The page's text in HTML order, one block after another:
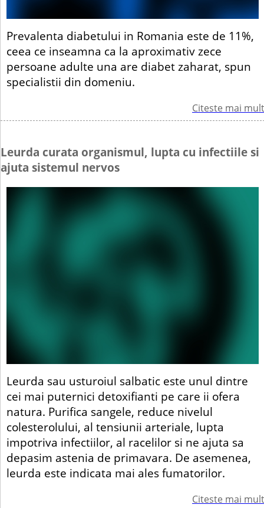
Prevalenta diabetului in Romania este de 11%,
ceea ce inseamna ca la aproximativ zece
persoane adulte una are diabet zaharat, spun
specialistii din domeniu.
Citeste mai mult
Leurda curata organismul, lupta cu infectiile si
ajuta sistemul nervos
Leurda sau usturoiul salbatic este unul dintre
cei mai puternici detoxifianti pe care ii ofera
natura. Purifica sangele, reduce nivelul
colesterolului, al tensiunii arteriale, lupta
impotriva infectiilor, al racelilor si ne ajuta sa
depasim astenia de primavara. De asemenea,
leurda este indicata mai ales fumatorilor.
Citeste mai mult